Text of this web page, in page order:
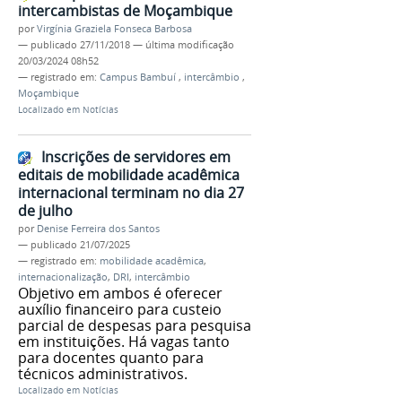
intercambistas de Moçambique
porVirgínia Graziela Fonseca Barbosa
— publicado 27/11/2018 — última modificação
20/03/2024 08h52
— registrado em: Campus Bambuí , intercâmbio ,
Moçambique
Localizado em Notícias
Inscrições de servidores em
editais de mobilidade acadêmica
internacional terminam no dia 27
de julho
por Denise Ferreira dos Santos
— publicado 21/07/2025
— registrado em: mobilidade acadêmica,
internacionalização, DRI, intercâmbio
Objetivo em ambos é oferecer
auxílio financeiro para custeio
parcial de despesas para pesquisa
em instituições. Há vagas tanto
para docentes quanto para
técnicos administrativos.
Localizado em Notícias